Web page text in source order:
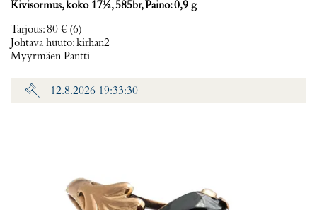
Kivisormus, koko 17½, 585br, Paino: 0,9 g
Tarjous:80 € (6)
Johtava huuto:kirhan2
Myyrmäen Pantti
12.8.2026 19:33:30